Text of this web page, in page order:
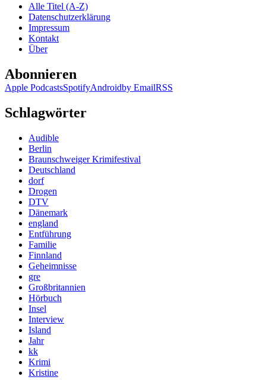
Alle Titel (A-Z)
Datenschutzerklärung
Impressum
Kontakt
Über
Abonnieren
Apple PodcastsSpotifyAndroidby EmailRSS
Schlagwörter
Audible
Berlin
Braunschweiger Krimifestival
Deutschland
dorf
Drogen
DTV
Dänemark
england
Entführung
Familie
Finnland
Geheimnisse
gre
Großbritannien
Hörbuch
Insel
Interview
Island
Jahr
kk
Krimi
Kristine